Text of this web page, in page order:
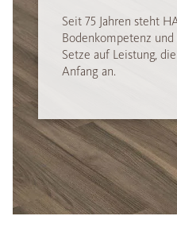
Seit 75 Jahren steht
Bodenkompetenz
Setze auf Leistung,
Anfang an.